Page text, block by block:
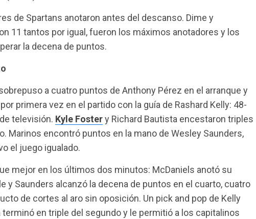
de Spartans anotaron antes del descanso. Dime y
11 tantos por igual, fueron los máximos anotadores y los
la decena de puntos.
a cuatro puntos de Anthony Pérez en el arranque y
primera vez en el partido con la guía de Rashard Kelly: 48-
televisión. Kyle Fostery Richard Bautista encestaron triples
Marinos encontró puntos en la mano de Wesley Saunders,
el juego igualado.
mejor en los últimos dos minutos: McDaniels anotó su
y Saunders alcanzó la decena de puntos en el cuarto, cuatro
de cortes al aro sin oposición. Un pick and pop de Kelly
terminó en triple del segundo y le permitió a los capitalinos